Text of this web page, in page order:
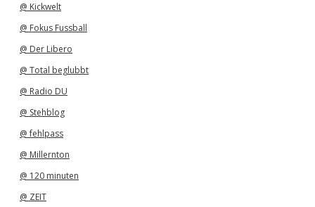
@ Kickwelt
@ Fokus Fussball
@ Der Libero
@ Total beglubbt
@ Radio DU
@ Stehblog
@ fehlpass
@ Millernton
@ 120 minuten
@ ZEIT